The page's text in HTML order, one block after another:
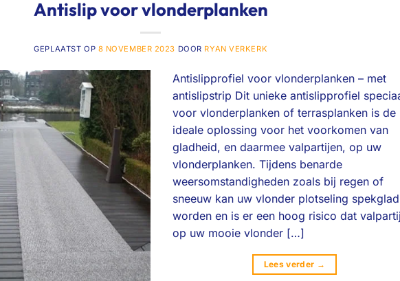
Antislip voor vlonderplanken
GEPLAATST OP 8 NOVEMBER 2023 DOOR RYAN VERKERK
Antislipprofiel voor vlonderplanken – met
antislipstrip Dit unieke antislipprofiel
voor vlonderplanken of terrasplanken is de
ideale oplossing voor het voorkomen van
gladheid, en daarmee valpartijen, op uw
vlonderplanken. Tijdens benarde
weersomstandigheden zoals bij regen of
sneeuw kan uw vlonder plotseling spekglad
worden en is er een hoog risico dat
op uw mooie vlonder […]
Lees verder →